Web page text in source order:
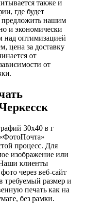
также и
где будет
предложить нашим
и экономически
над оптимизацией
цена за доставку
от
от
30х40 в г
процесс. Для
изображение или
Наши клиенты
через веб-сайт
требуемый размер и
печать как на
без рамки.